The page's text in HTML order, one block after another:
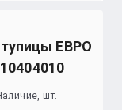
ЕВРО
шт.